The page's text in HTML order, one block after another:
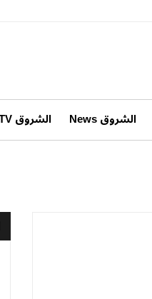
الشروق News الشروق TV